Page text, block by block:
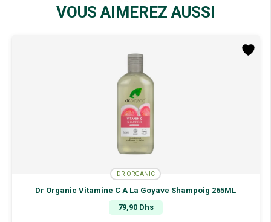
VOUS AIMEREZ AUSSI
DR ORGANIC
Dr Organic Vitamine C A La Goyave Shampoig 265ML
79,90 Dhs